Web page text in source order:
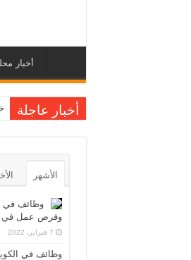
أخبار
أخبار عاجلة
الأشهر
وفرص عمل في
7 فبراير، 2022